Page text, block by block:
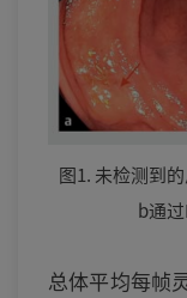
图1. 未检测到
b通
总体平均每帧